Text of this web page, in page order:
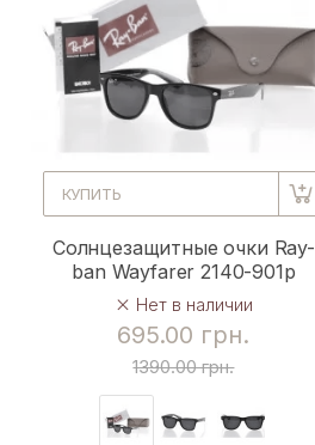
КУПИТЬ
Солнцезащитные очки Ray-
ban Wayfarer 2140-901p
Нет в наличии
695.00 грн.
1390.00 грн.